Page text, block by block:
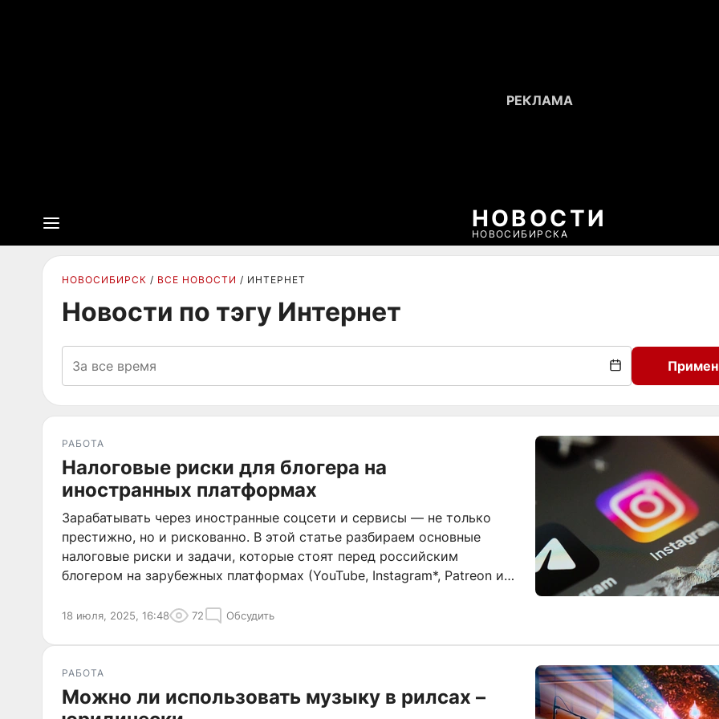
НОВОСТИ
НОВОСИБИРСКА
НОВОСИБИРСК ВСЕ НОВОСТИ ИНТЕРНЕТ
Новости по тэгу Интернет
РАБОТА
Налоговые риски для блогера на
иностранных платформах
Зарабатывать через иностранные соцсети и сервисы — не только
престижно, но и рискованно. В этой статье разбираем основные
налоговые риски и задачи, которые стоят перед российским
блогером на зарубежных платформах (YouTube, Instagram*, Patreon и
18 июля, 2025, 16:48 72 Обсудить
РАБОТА
Можно ли использовать музыку в рилсах –